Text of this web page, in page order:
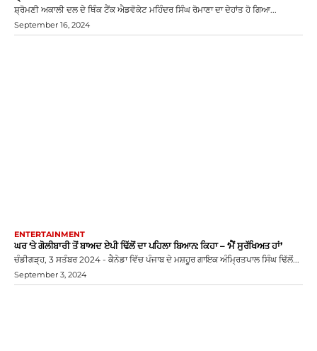
ਸ਼੍ਰੋਮਣੀ ਅਕਾਲੀ ਦਲ ਦੇ ਥਿੰਕ ਟੈਂਕ ਐਡਵੋਕੇਟ ਮਹਿੰਦਰ ਸਿੰਘ ਰੋਮਾਣਾ ਦਾ ਦੇਹਾਂਤ ਹੋ ਗਿਆ...
September 16, 2024
ENTERTAINMENT
ਘਰ ‘ਤੇ ਗੋਲੀਬਾਰੀ ਤੋਂ ਬਾਅਦ ਏਪੀ ਢਿੱਲੋਂ ਦਾ ਪਹਿਲਾ ਬਿਆਨ: ਕਿਹਾ – ‘ਮੈਂ ਸੁਰੱਖਿਅਤ ਹਾਂ’
ਚੰਡੀਗੜ੍ਹ, 3 ਸਤੰਬਰ 2024 - ਕੈਨੇਡਾ ਵਿੱਚ ਪੰਜਾਬ ਦੇ ਮਸ਼ਹੂਰ ਗਾਇਕ ਅੰਮ੍ਰਿਤਪਾਲ ਸਿੰਘ ਢਿੱਲੋਂ...
September 3, 2024